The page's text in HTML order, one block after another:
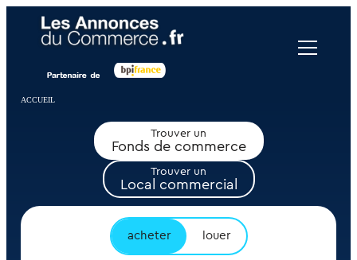
ACCUEIL
Trouver un
Fonds de commerce
Trouver un
Local commercial
acheter louer
Panneau de gestion des cookies